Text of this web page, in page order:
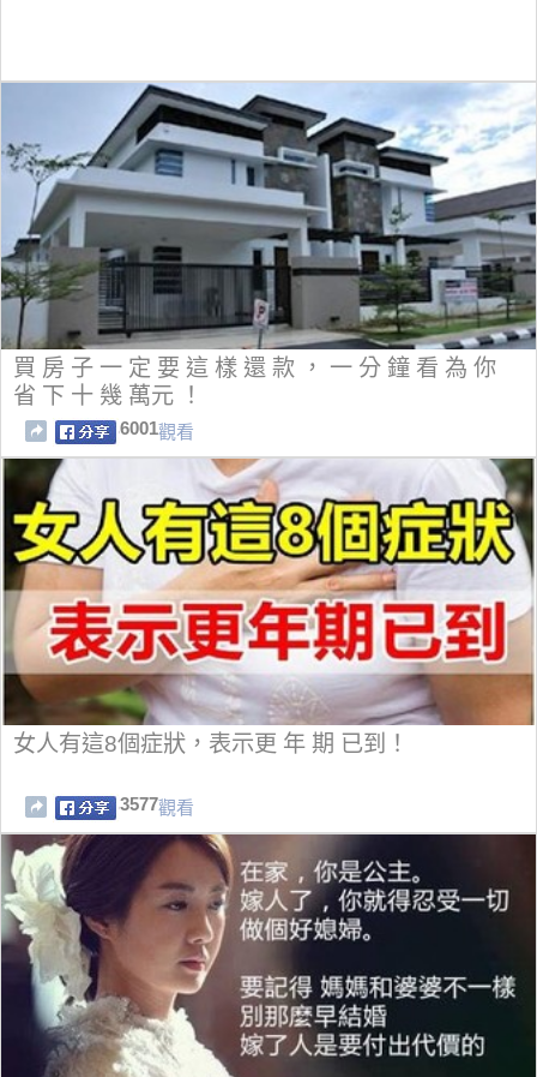
買 房 子 一 定 要 這 樣 還 款 ， 一 分 鐘 看 為 你
省 下 十 幾 萬元 ！
6001觀看
女人有這8個症狀，表示更 年 期 已到！
3577觀看